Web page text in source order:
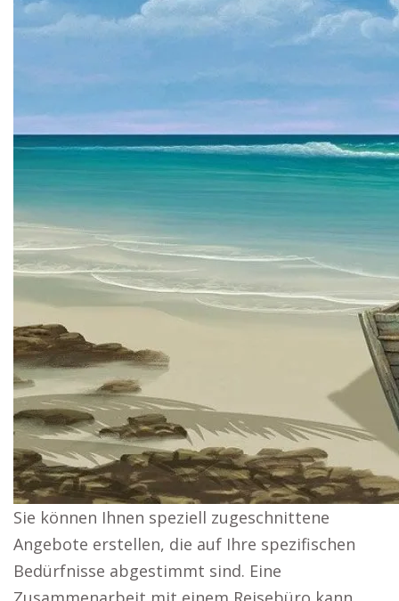
Sie können Ihnen speziell zugeschnittene
Angebote erstellen, die auf Ihre spezifischen
Bedürfnisse abgestimmt sind. Eine